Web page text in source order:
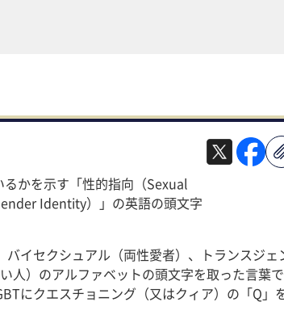
かを示す「性的指向（Sexual
Identity）」の英語の頭文字
イセクシュアル（両性愛者）、トランスジェ
人）のアルファベットの頭文字を取った言葉
にクエスチョニング（又はクィア）の「Q」